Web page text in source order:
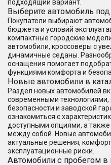
подходящий вариант.
Выберите автомобиль
Покупатели выбирают
бюджета и условий
компактные городские
автомобили, кроссоверы с
динамичные седаны.
оснащения помогает
функциями комфорта и
Новые автомобили в
Раздел новых автомобилей
современными
безопасности и заводской
ознакомиться с
доступными опциями, а
между собой. Новые
актуальные решения,
эксплуатационные риски.
Автомобили с пробегом в